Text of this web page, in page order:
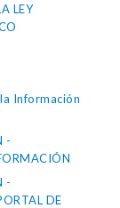
LEY
Información
-
-
DE